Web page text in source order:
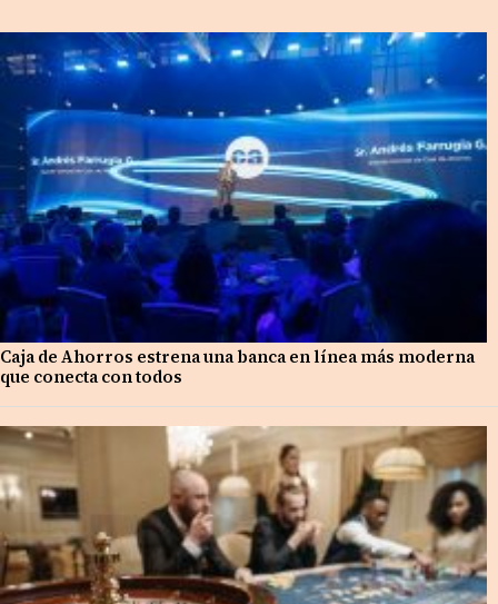
Caja de Ahorros estrena una banca en línea más moderna
que conecta con todos